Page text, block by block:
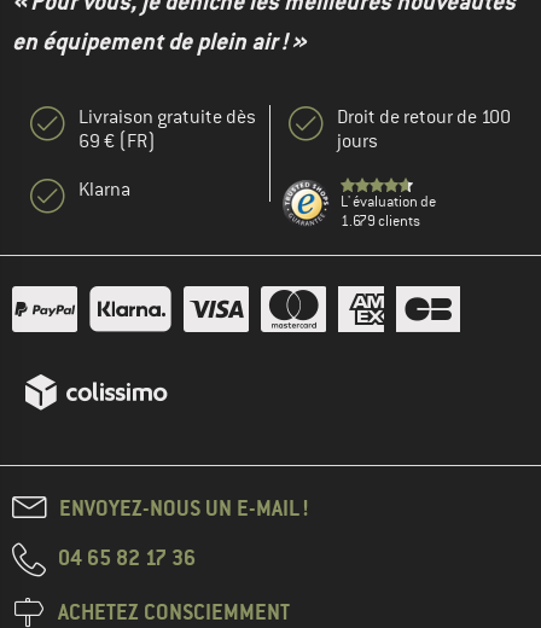
en équipement de plein air ! »
Livraison gratuite dès
69 € (FR)
Klarna
Droit de retour de 100
jours
L' évaluation de
1.679 clients
ENVOYEZ-NOUS UN E-MAIL !
04 65 82 17 36
ACHETEZ CONSCIEMMENT